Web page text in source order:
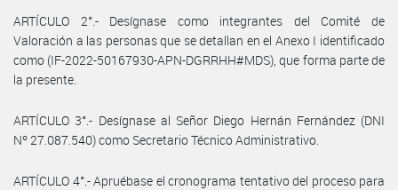
ARTÍCULO 2°.- Desígnase como integrantes del Comité de
Valoración a las personas que se detallan en el Anexo I identificado
como (IF-2022-50167930-APN-DGRRHH#MDS), que forma parte de
la presente.
ARTÍCULO 3°.- Desígnase al Señor Diego Hernán Fernández (DNI
Nº 27.087.540) como Secretario Técnico Administrativo.
ARTÍCULO 4°.- Apruébase el cronograma tentativo del proceso para